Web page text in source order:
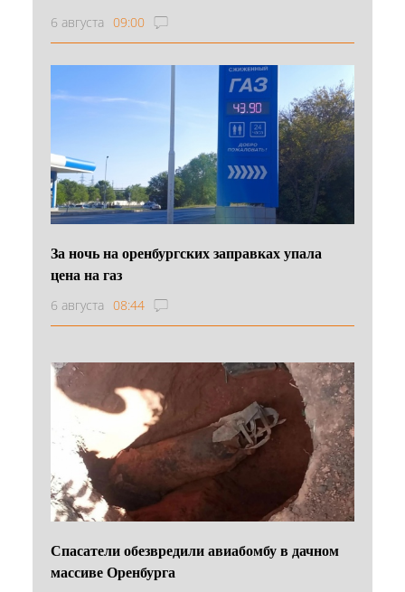
6 августа 09:00
За ночь на оренбургских заправках упала
цена на газ
6 августа 08:44
Спасатели обезвредили авиабомбу в дачном
массиве Оренбурга